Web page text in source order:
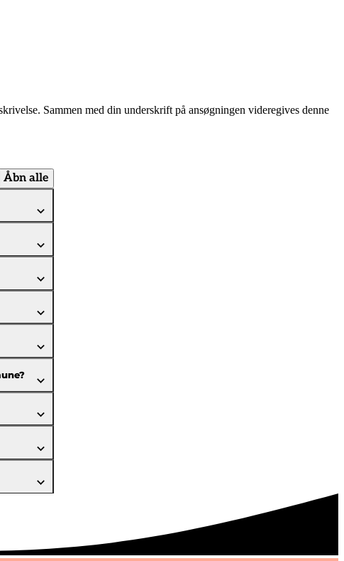
Sammen med din underskrift på ansøgningen videregives denne
Åbn alle